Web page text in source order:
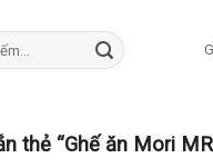
thẻ “Ghế ăn Mori